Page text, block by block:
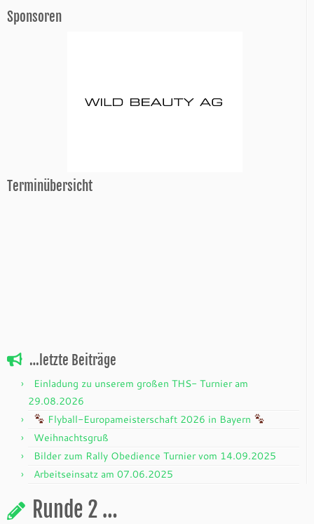
Sponsoren
Terminübersicht
…letzte Beiträge
Einladung zu unserem großen THS- Turnier am
29.08.2026
Flyball-Europameisterschaft 2026 in Bayern
Weihnachtsgruß
Bilder zum Rally Obedience Turnier vom 14.09.2025
Arbeitseinsatz am 07.06.2025
Runde 2 …